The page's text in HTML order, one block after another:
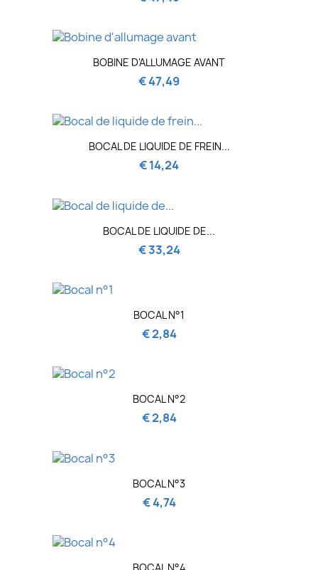
BOBINE D'ALLUMAGE AVANT
€ 47,49
BOCAL DE LIQUIDE DE FREIN...
€ 14,24
BOCAL DE LIQUIDE DE...
€ 33,24
BOCAL N°1
€ 2,84
BOCAL N°2
€ 2,84
BOCAL N°3
€ 4,74